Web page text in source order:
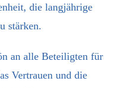
die langjährige
stärken.
an alle Beteiligten für
Vertrauen und die